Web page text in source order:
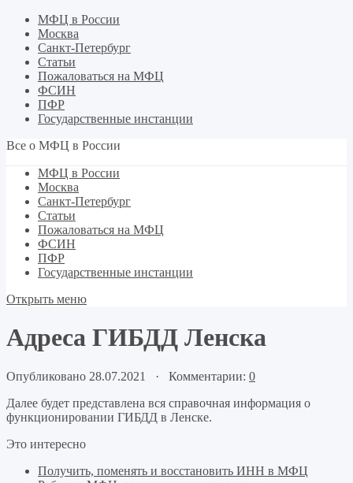
МФЦ в России
Москва
Санкт-Петербург
Статьи
Пожаловаться на МФЦ
ФСИН
ПФР
Государственные инстанции
Все о МФЦ в России
МФЦ в России
Москва
Санкт-Петербург
Статьи
Пожаловаться на МФЦ
ФСИН
ПФР
Государственные инстанции
Открыть меню
Адреса ГИБДД Ленска
Опубликовано 28.07.2021 · Комментарии: 0
Далее будет представлена вся справочная информация о
функционировании ГИБДД в Ленске.
Это интересно
Получить, поменять и восстановить ИНН в МФЦ